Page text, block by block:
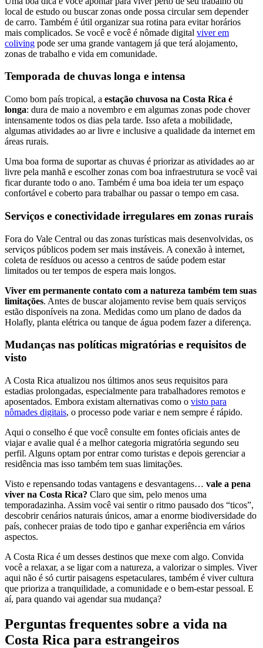
local de estudo ou buscar zonas onde possa circular sem depender
de carro. Também é útil organizar sua rotina para evitar horários
mais complicados. Se você e você é nômade digital viver em
coliving pode ser uma grande vantagem já que terá alojamento,
zonas de trabalho e vida em comunidade.
Temporada de chuvas longa e intensa
Como bom país tropical, a estação chuvosa na Costa Rica é
longa: dura de maio a novembro e em algumas zonas pode chover
intensamente todos os dias pela tarde. Isso afeta a mobilidade,
algumas atividades ao ar livre e inclusive a qualidade da internet em
áreas rurais.
Uma boa forma de suportar as chuvas é priorizar as atividades ao ar
livre pela manhã e escolher zonas com boa infraestrutura se você vai
ficar durante todo o ano. Também é uma boa ideia ter um espaço
confortável e coberto para trabalhar ou passar o tempo em casa.
Serviços e conectividade irregulares em zonas rurais
Fora do Vale Central ou das zonas turísticas mais desenvolvidas, os
serviços públicos podem ser mais instáveis. A conexão à internet,
coleta de resíduos ou acesso a centros de saúde podem estar
limitados ou ter tempos de espera mais longos.
Viver em permanente contato com a natureza também tem suas
limitações. Antes de buscar alojamento revise bem quais serviços
estão disponíveis na zona. Medidas como um plano de dados da
Holafly, planta elétrica ou tanque de água podem fazer a diferença.
Mudanças nas políticas migratórias e requisitos de
visto
A Costa Rica atualizou nos últimos anos seus requisitos para
estadias prolongadas, especialmente para trabalhadores remotos e
aposentados. Embora existam alternativas como o visto para
nômades digitais, o processo pode variar e nem sempre é rápido.
Aqui o conselho é que você consulte em fontes oficiais antes de
viajar e avalie qual é a melhor categoria migratória segundo seu
perfil. Alguns optam por entrar como turistas e depois gerenciar a
residência mas isso também tem suas limitações.
Visto e repensando todas vantagens e desvantagens… vale a pena
viver na Costa Rica? Claro que sim, pelo menos uma
temporadazinha. Assim você vai sentir o ritmo pausado dos “ticos”,
descobrir cenários naturais únicos, amar a enorme biodiversidade do
país, conhecer praias de todo tipo e ganhar experiência em vários
aspectos.
A Costa Rica é um desses destinos que mexe com algo. Convida
você a relaxar, a se ligar com a natureza, a valorizar o simples. Viver
aqui não é só curtir paisagens espetaculares, também é viver cultura
que prioriza a tranquilidade, a comunidade e o bem-estar pessoal. E
aí, para quando vai agendar sua mudança?
Perguntas frequentes sobre a vida na
Costa Rica para estrangeiros